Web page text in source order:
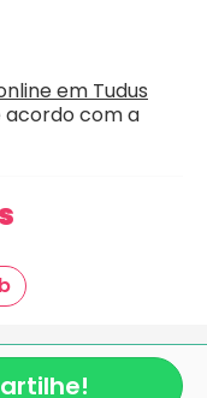
em Tudus
acordo com a
pela equipe
.
reservados.